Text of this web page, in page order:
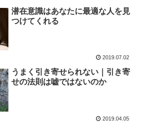
潜在意識はあなたに最適な人を見
つけてくれる
2019.07.02
うまく引き寄せられない｜引き寄
せの法則は嘘ではないのか
2019.04.05